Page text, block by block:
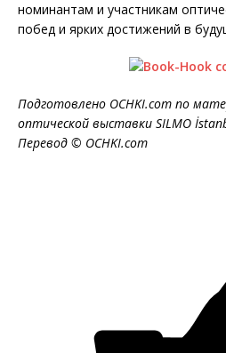
номинантам и участникам
побед и ярких достижений в
Подготовлено OCHKI.com по
оптической выставки SILMO
Перевод © OCHKI.com